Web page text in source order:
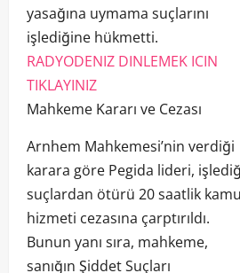
yasağına uymama suçlarını
işlediğine hükmetti.
RADYODENIZ DINLEMEK ICIN
TIKLAYINIZ
Mahkeme Kararı ve Cezası
Arnhem Mahkemesi’nin verdiği
karara göre Pegida lideri,
suçlardan ötürü 20 saatlik kamu
hizmeti cezasına çarptırıldı.
Bunun yanı sıra, mahkeme,
sanığın Şiddet Suçları